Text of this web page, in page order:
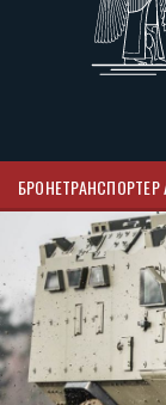
БРОНЕТРАНСПОРТЕР